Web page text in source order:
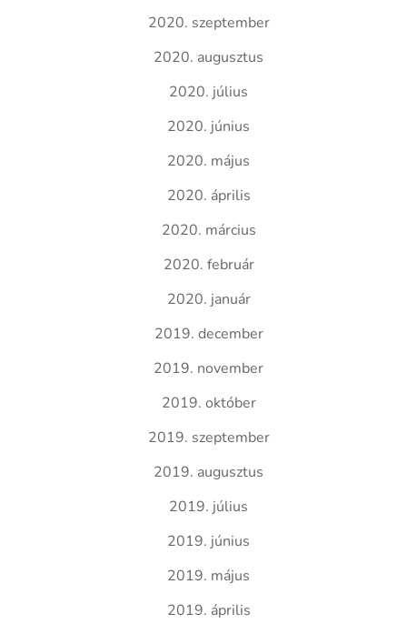
2020. szeptember
2020. augusztus
2020. július
2020. június
2020. május
2020. április
2020. március
2020. február
2020. január
2019. december
2019. november
2019. október
2019. szeptember
2019. augusztus
2019. július
2019. június
2019. május
2019. április